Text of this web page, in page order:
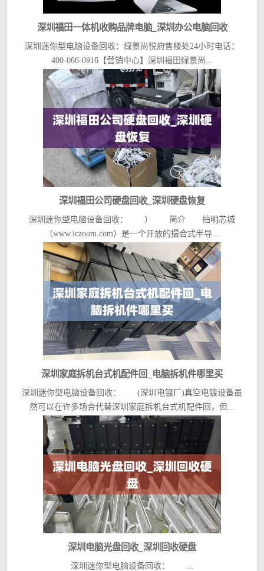
深圳福田一体机收购品牌电脑_深圳办公电脑回收
深圳迷你型电脑设备回收：绿景尚悦府售楼处24小时电话：
400-066-0916【营销中心】深圳福田绿景尚...
深圳福田公司硬盘回收_深圳硬盘恢复
深圳迷你型电脑设备回收： ） 简介 拍明芯城
（www.iczoom.com）是一个开放的撮合式半导...
深圳家庭拆机台式机配件回_电脑拆机件哪里买
深圳迷你型电脑设备回收： (深圳电镀厂)真空电镀设备虽
然可以在许多场合代替深圳家庭拆机台式机配件回，但...
深圳电脑光盘回收_深圳回收硬盘
深圳迷你型电脑设备回收： ...